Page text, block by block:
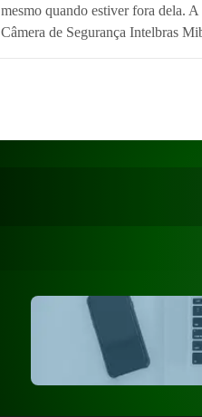
mesmo quando estiver fora dela. A
Câmera de Segurança Intelbras